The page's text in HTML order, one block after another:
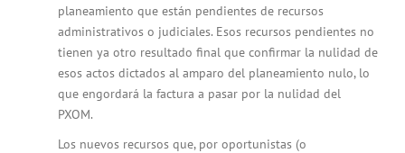
planeamiento que están pendientes de recursos
administrativos o judiciales. Esos recursos pendientes no
tienen ya otro resultado final que confirmar la nulidad de
esos actos dictados al amparo del planeamiento nulo, lo
que engordará la factura a pasar por la nulidad del
PXOM.
Los nuevos recursos que, por oportunistas (o